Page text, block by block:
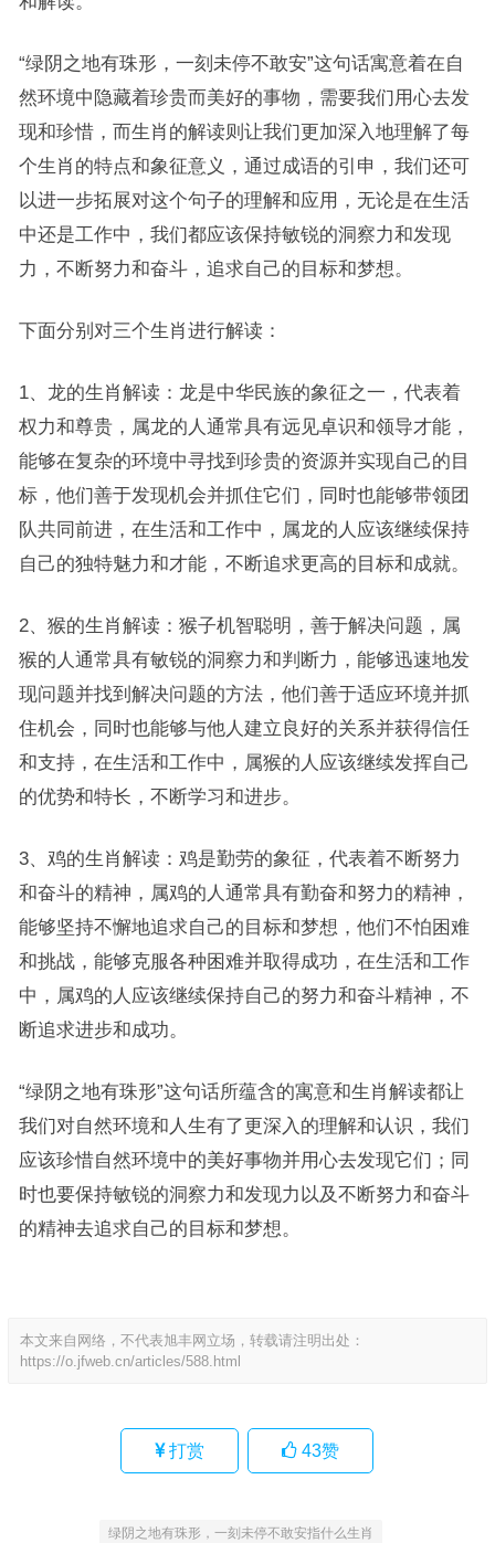
“绿阴之地有珠形，一刻未停不敢安”这句话寓意着在自
然环境中隐藏着珍贵而美好的事物，需要我们用心去发
现和珍惜，而生肖的解读则让我们更加深入地理解了每
个生肖的特点和象征意义，通过成语的引申，我们还可
以进一步拓展对这个句子的理解和应用，无论是在生活
中还是工作中，我们都应该保持敏锐的洞察力和发现
力，不断努力和奋斗，追求自己的目标和梦想。
下面分别对三个生肖进行解读：
1、龙的生肖解读：龙是中华民族的象征之一，代表着
权力和尊贵，属龙的人通常具有远见卓识和领导才能，
能够在复杂的环境中寻找到珍贵的资源并实现自己的目
标，他们善于发现机会并抓住它们，同时也能够带领团
队共同前进，在生活和工作中，属龙的人应该继续保持
自己的独特魅力和才能，不断追求更高的目标和成就。
2、猴的生肖解读：猴子机智聪明，善于解决问题，属
猴的人通常具有敏锐的洞察力和判断力，能够迅速地发
现问题并找到解决问题的方法，他们善于适应环境并抓
住机会，同时也能够与他人建立良好的关系并获得信任
和支持，在生活和工作中，属猴的人应该继续发挥自己
的优势和特长，不断学习和进步。
3、鸡的生肖解读：鸡是勤劳的象征，代表着不断努力
和奋斗的精神，属鸡的人通常具有勤奋和努力的精神，
能够坚持不懈地追求自己的目标和梦想，他们不怕困难
和挑战，能够克服各种困难并取得成功，在生活和工作
中，属鸡的人应该继续保持自己的努力和奋斗精神，不
断追求进步和成功。
“绿阴之地有珠形”这句话所蕴含的寓意和生肖解读都让
我们对自然环境和人生有了更深入的理解和认识，我们
应该珍惜自然环境中的美好事物并用心去发现它们；同
时也要保持敏锐的洞察力和发现力以及不断努力和奋斗
的精神去追求自己的目标和梦想。
本文来自网络，不代表旭丰网立场，转载请注明出处：
https://o.jfweb.cn/articles/588.html
打赏 43赞
绿阴之地有珠形，一刻未停不敢安指什么生肖